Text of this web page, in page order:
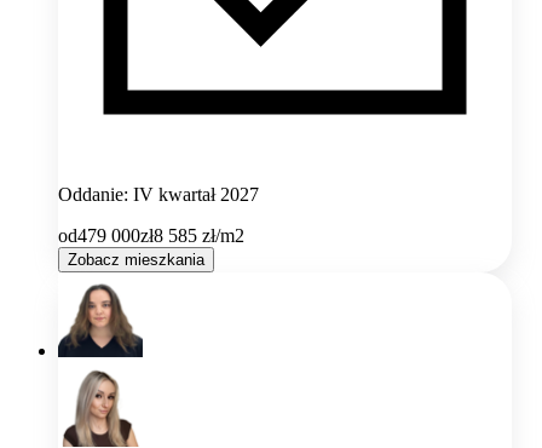
Oddanie: IV kwartał 2027
od479 000zł8 585 zł/m2
Zobacz mieszkania